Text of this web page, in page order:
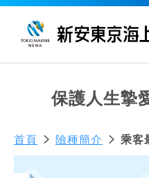
保護人生摯
首頁 險種簡介 乘客